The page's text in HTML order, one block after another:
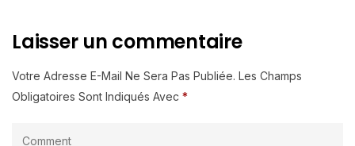
Laisser un commentaire
Votre Adresse E-Mail Ne Sera Pas Publiée. Les Champs
Obligatoires Sont Indiqués Avec *